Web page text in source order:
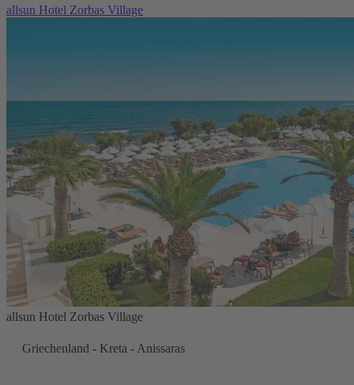
allsun Hotel Zorbas Village
allsun Hotel Zorbas Village
Griechenland - Kreta - Anissaras